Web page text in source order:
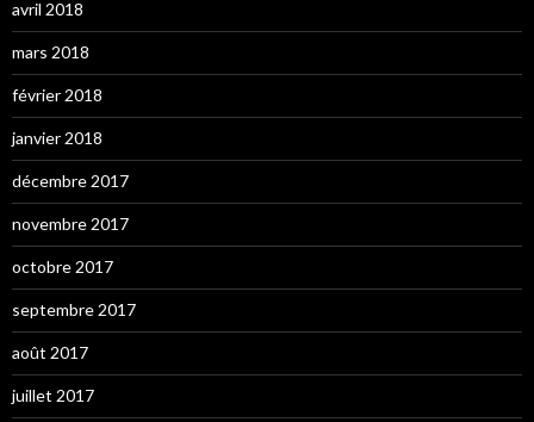
avril 2018
mars 2018
février 2018
janvier 2018
décembre 2017
novembre 2017
octobre 2017
septembre 2017
août 2017
juillet 2017